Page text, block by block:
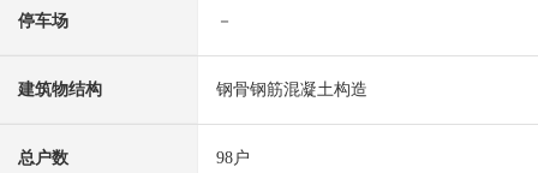
停车场 －
建筑物结构 钢骨钢筋混凝土构造
总户数 98户